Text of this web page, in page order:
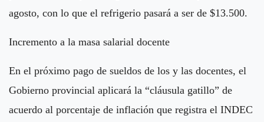
agosto, con lo que el refrigerio pasará a ser de $13.500.
Incremento a la masa salarial docente
En el próximo pago de sueldos de los y las docentes, el
Gobierno provincial aplicará la “cláusula gatillo” de
acuerdo al porcentaje de inflación que registra el INDEC